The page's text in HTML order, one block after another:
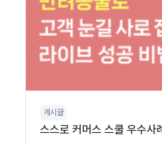
게시글
스스로 커머스 스쿨 우수사